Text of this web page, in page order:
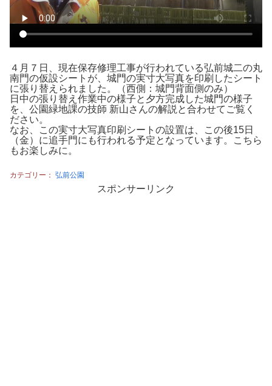
４月７日、現在保存修理工事が行われている弘前城二の丸
南門の仮設シートが、城門の実寸大写真を印刷したシート
に張り替えられました。（西側：城門背面側のみ）
日中の張り替え作業中の様子と夕方完成した城門の様子
を、公園緑地課の技師 新山さんの解説と合わせてご覧く
ださい。
なお、この実寸大写真印刷シートの設置は、この後15日
（金）に追手門にも行われる予定となっています。こちら
もお楽しみに。
カテゴリー： 弘前公園
スポンサーリンク